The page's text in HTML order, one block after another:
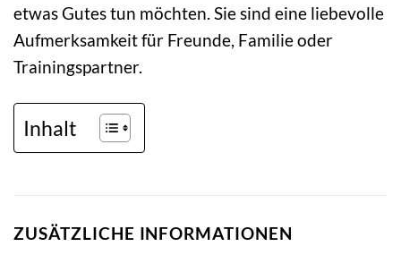
etwas Gutes tun möchten. Sie sind eine liebevolle
Aufmerksamkeit für Freunde, Familie oder
Trainingspartner.
Inhalt
ZUSÄTZLICHE INFORMATIONEN